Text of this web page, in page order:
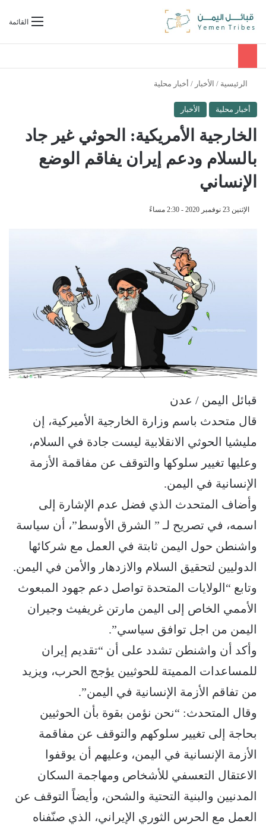
القائمةبحث عن
الرئيسية / الأخبار / أخبار محلية
أخبار محلية الأخبار
الخارجية الأمريكية: الحوثي غير جاد
بالسلام ودعم إيران يفاقم الوضع
الإنساني
الإثنين 23 نوفمبر 2020 - 2:30 مساءً
قبائل اليمن / عدن
قال متحدث باسم وزارة الخارجية الأميركية، إن
مليشيا الحوثي الانقلابية ليست جادة في السلام،
وعليها تغيير سلوكها والتوقف عن مفاقمة الأزمة
الإنسانية في اليمن.
وأضاف المتحدث الذي فضل عدم الإشارة إلى
اسمه، في تصريح لـ ” الشرق الأوسط”، أن سياسة
واشنطن حول اليمن ثابتة في العمل مع شركائها
الدوليين لتحقيق السلام والازدهار والأمن في اليمن.
وتابع “الولايات المتحدة تواصل دعم جهود المبعوث
الأممي الخاص إلى اليمن مارتن غريفيث وجيران
اليمن من اجل توافق سياسي”.
وأكد أن واشنطن تشدد على أن “تقديم إيران
للمساعدات المميتة للحوثيين يؤجج الحرب، ويزيد
من تفاقم الأزمة الإنسانية في اليمن”.
وقال المتحدث: “نحن نؤمن بقوة بأن الحوثيين
بحاجة إلى تغيير سلوكهم والتوقف عن مفاقمة
الأزمة الإنسانية في اليمن، وعليهم أن يوقفوا
الاعتقال التعسفي للأشخاص ومهاجمة السكان
المدنيين والبنية التحتية والشحن، وأيضاً التوقف عن
العمل مع الحرس الثوري الإيراني، الذي صنّفناه